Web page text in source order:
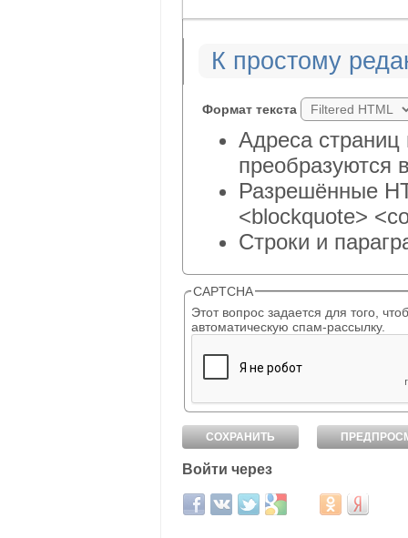
К простому
Формат текста
Адреса страниц
преобразуются
Разрешённые
<blockquote>
Строки и
CAPTCHA
Этот вопрос задается для того, чтобы выяснить,
автоматическую спам-рассылку.
Войти через
Login with Facebook
Login with ВКонтакте
Login with Twitter
Login with Google
Login with Mail.ru
Login with
Login